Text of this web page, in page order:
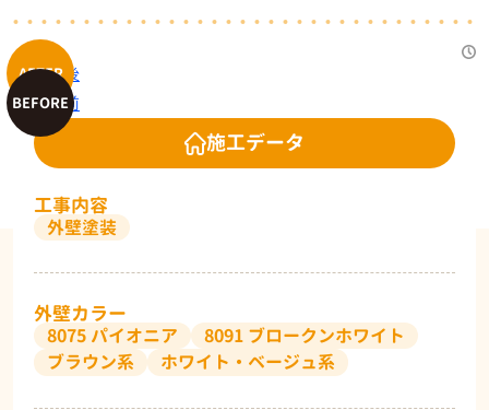
施工データ
工事内容
外壁塗装
外壁カラー
8075 パイオニア
8091 ブロークンホワイト
ブラウン系
ホワイト・ベージュ系